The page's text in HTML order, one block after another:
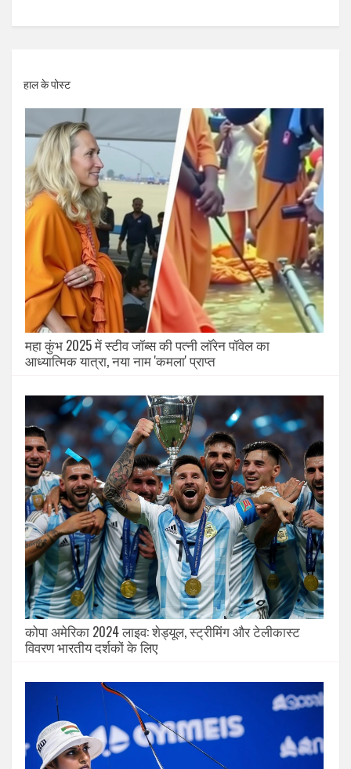
हाल के पोस्ट
महा कुंभ 2025 में स्टीव जॉब्स की पत्नी लॉरेन पॉवेल का
आध्यात्मिक यात्रा, नया नाम 'कमला' प्राप्त
कोपा अमेरिका 2024 लाइव: शेड्यूल, स्ट्रीमिंग और टेलीकास्ट
विवरण भारतीय दर्शकों के लिए